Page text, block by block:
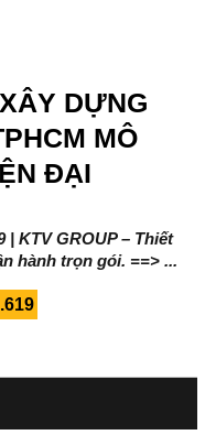
DỰNG
MÔ
ĐẠI
| KTV GROUP – Thiết
hành trọn gói. ==> ...